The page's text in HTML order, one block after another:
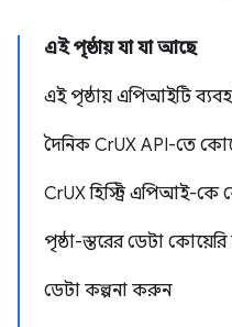
এই পৃষ্ঠায় যা যা আছে
এই পৃষ্ঠায় এপিআইটি
দৈনিক CrUX API-তে
CrUX হিস্ট্রি এপিআই-
পৃষ্ঠা-স্তরের ডেটা
ডেটা কল্পনা করুন